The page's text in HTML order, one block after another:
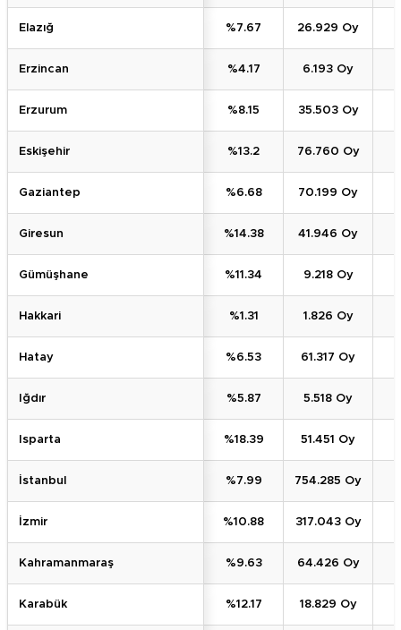
Elazığ %7.67 26.929 Oy
Erzincan %4.17 6.193 Oy
Erzurum %8.15 35.503 Oy
Eskişehir %13.2 76.760 Oy
Gaziantep %6.68 70.199 Oy
Giresun %14.38 41.946 Oy
Gümüşhane %11.34 9.218 Oy
Hakkari %1.31 1.826 Oy
Hatay %6.53 61.317 Oy
Iğdır %5.87 5.518 Oy
Isparta %18.39 51.451 Oy
İstanbul %7.99 754.285 Oy
İzmir %10.88 317.043 Oy
Kahramanmaraş %9.63 64.426 Oy
Karabük %12.17 18.829 Oy